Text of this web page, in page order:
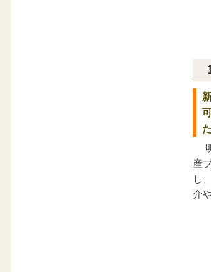
た
明
産
し
介